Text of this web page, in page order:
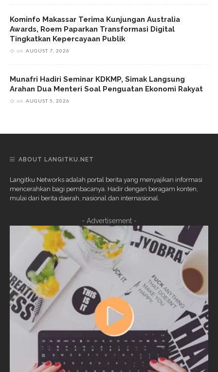
Kominfo Makassar Terima Kunjungan Australia
Awards, Roem Paparkan Transformasi Digital
Tingkatkan Kepercayaan Publik
on AUGUST 7, 2026
Munafri Hadiri Seminar KDKMP, Simak Langsung
Arahan Dua Menteri Soal Penguatan Ekonomi Rakyat
on AUGUST 5, 2026
ABOUT LANGITKU.NET
Langitku Networks adalah portal berita yang menyajikan informasi
mencerahkan bagi pembacanya. Hadir dengan beragam konten,
mulai dari berita daerah, nasional dan internasional.
- Advertisement -